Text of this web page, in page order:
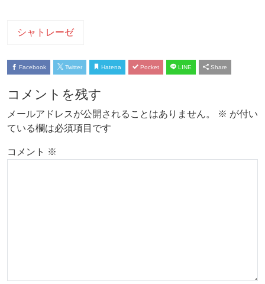
シャトレーゼ
Facebook Twitter Hatena Pocket LINE Share
コメントを残す
メールアドレスが公開されることはありません。 ※ が付い
ている欄は必須項目です
コメント ※